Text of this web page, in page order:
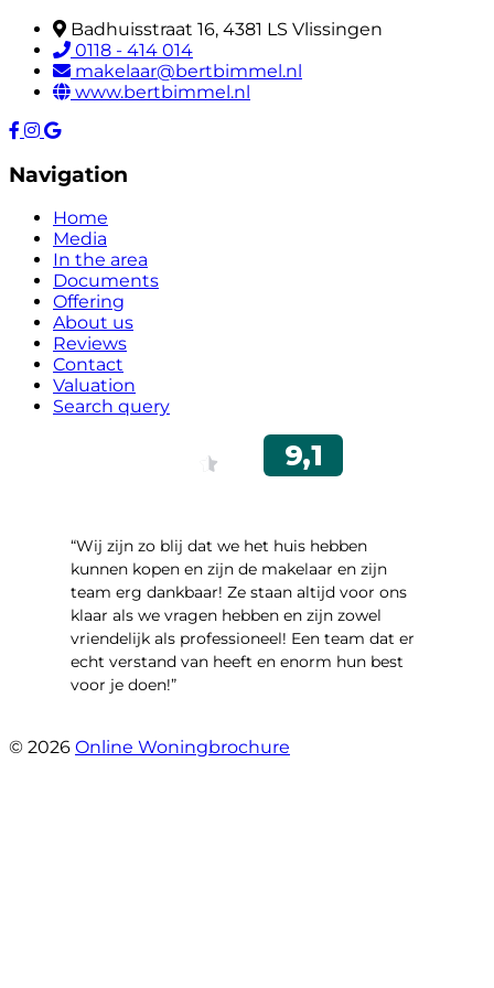
Badhuisstraat 16, 4381 LS Vlissingen
0118 - 414 014
makelaar@bertbimmel.nl
www.bertbimmel.nl
Navigation
Home
Media
In the area
Documents
Offering
About us
Reviews
Contact
Valuation
Search query
“Wij zijn zo blij dat we het huis hebben
kunnen kopen en zijn de makelaar en zijn
team erg dankbaar! Ze staan altijd voor ons
klaar als we vragen hebben en zijn zowel
vriendelijk als professioneel! Een team dat er
echt verstand van heeft en enorm hun best
voor je doen!”
© 2026 Online Woningbrochure